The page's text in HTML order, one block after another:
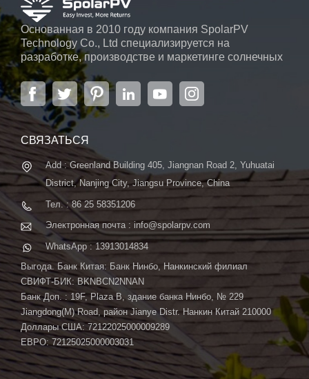
Основанная в 2010 году компания SpolarPV
Technology Co., Ltd специализируется на
разработке, производстве и маркетинге солнечных
элементов, солнечных модулей и солнечных
энергетических систем. Компания, расположенная
в Нанкине, столице провинции Цзянсу, на площади
6000 м2, может похвастаться передовой
автоматической системой ...
СВЯЗАТЬСЯ
Add : Greenland Building 405, Jiangnan Road 2, Yuhuatai
District, Nanjing City, Jiangsu Province, China
Тел. : 86 25 58351206
Электронная почта : info@spolarpv.com
WhatsApp : 13913014834
Выгода. Банк Китая: Банк Нинбо, Нанкинский филиал
СВИФТ-БИК: BKNBCN2NNAN
Банк Доп. : 19F, Plaza B, здание банка Нинбо, № 229
Jiangdong(M) Road, район Jianye Distr. Нанкин Китай 210000
Доллары США: 72122025000009289
ЕВРО: 72125025000003031